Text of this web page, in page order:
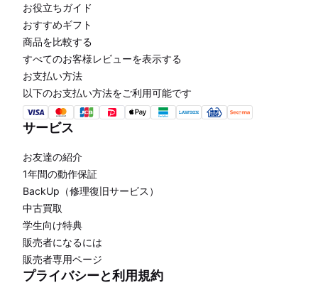
お役立ちガイド
おすすめギフト
商品を比較する
すべてのお客様レビューを表示する
お支払い方法
以下のお支払い方法をご利用可能です
サービス
お友達の紹介
1年間の動作保証
BackUp（修理復旧サービス）
中古買取
学生向け特典
販売者になるには
販売者専用ページ
プライバシーと利用規約